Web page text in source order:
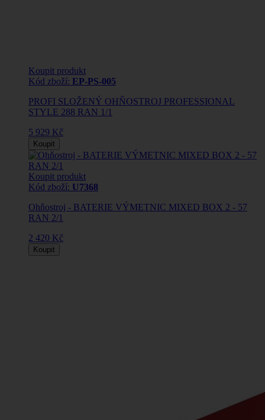
Koupit produkt
Kód zboží: EP-PS-005
PROFI SLOŽENÝ OHŇOSTROJ PROFESSIONAL
STYLE 288 RAN 1/1
5 929 Kč
Koupit
Koupit produkt
Kód zboží: U7368
Ohňostroj - BATERIE VÝMETNIC MIXED BOX 2 - 57
RAN 2/1
2 420 Kč
Koupit